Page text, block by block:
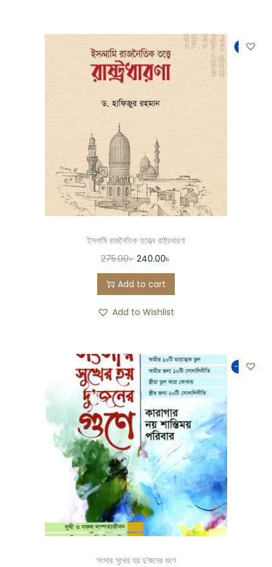
-13%
ইসলামি রাজনৈতিক তত্ত্বে রাষ্ট্রধারণা
275.00৳ 240.00৳
Add to cart
Add to Wishlist
-50%
সংসার সুখের হয় দু’জনের গুণে